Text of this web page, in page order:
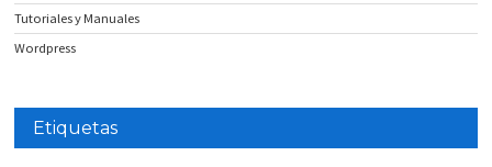
Tutoriales y Manuales
Wordpress
Etiquetas